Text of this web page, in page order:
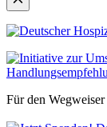
Für den